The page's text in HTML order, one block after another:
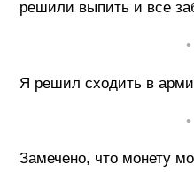
решили выпить и все
Я решил сходить в
Замечено, что монету